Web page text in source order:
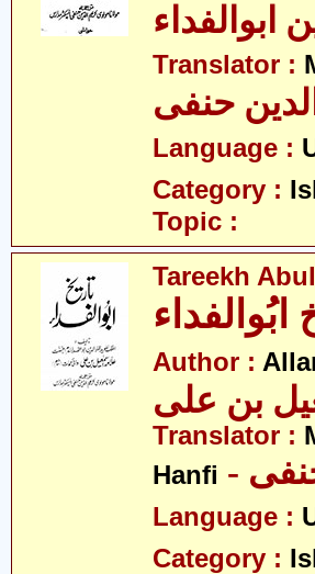
ابوالفداء
Translator :
حنفی
Language :
Category :
Topic :
Tareekh
ابُوالفداء
Author :
بن علی
Translator :
Hanfi
Language :
Category :